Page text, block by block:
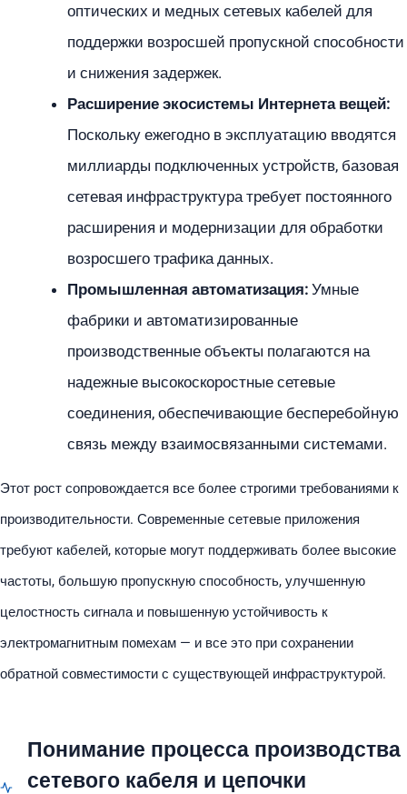
оптических и медных сетевых кабелей для
поддержки возросшей пропускной способности
и снижения задержек.
Расширение экосистемы Интернета вещей:
Поскольку ежегодно в эксплуатацию вводятся
миллиарды подключенных устройств, базовая
сетевая инфраструктура требует постоянного
расширения и модернизации для обработки
возросшего трафика данных.
Промышленная автоматизация: Умные
фабрики и автоматизированные
производственные объекты полагаются на
надежные высокоскоростные сетевые
соединения, обеспечивающие бесперебойную
связь между взаимосвязанными системами.
Этот рост сопровождается все более строгими требованиями к
производительности. Современные сетевые приложения
требуют кабелей, которые могут поддерживать более высокие
частоты, большую пропускную способность, улучшенную
целостность сигнала и повышенную устойчивость к
электромагнитным помехам — и все это при сохранении
обратной совместимости с существующей инфраструктурой.
Понимание процесса производства
сетевого кабеля и цепочки